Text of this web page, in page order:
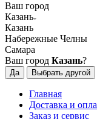
Ваш город
Казань
Казань
Набережные Челны
Самара
Ваш город Казань?
Да Выбрать другой
Главная
Доставка и
Заказ и сервис